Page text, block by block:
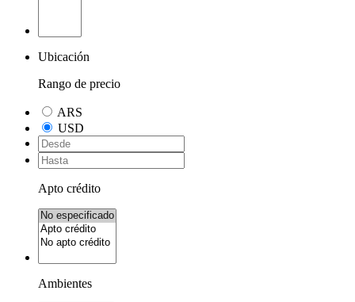
Ubicación
Rango de precio
ARS
USD
Apto crédito
Ambientes